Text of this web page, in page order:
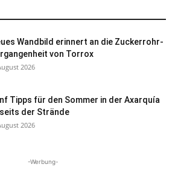
Wandbild erinnert an die Zuckerrohr-
von Torrox
2026
Tipps für den Sommer in der Axarquía
der Strände
2026
-Werbung-